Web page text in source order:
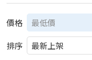
價格
排序